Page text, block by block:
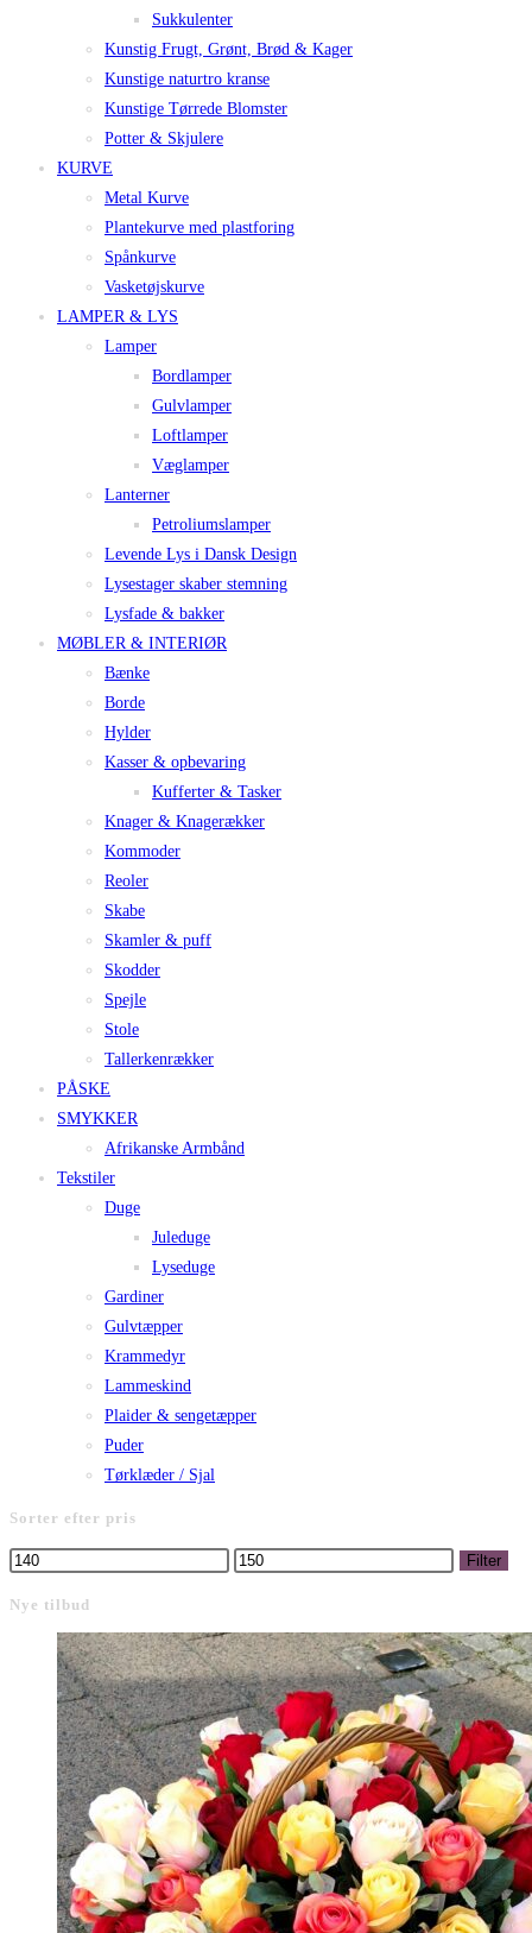
Sukkulenter
Kunstig Frugt, Grønt, Brød & Kager
Kunstige naturtro kranse
Kunstige Tørrede Blomster
Potter & Skjulere
KURVE
Metal Kurve
Plantekurve med plastforing
Spånkurve
Vasketøjskurve
LAMPER & LYS
Lamper
Bordlamper
Gulvlamper
Loftlamper
Væglamper
Lanterner
Petroliumslamper
Levende Lys i Dansk Design
Lysestager skaber stemning
Lysfade & bakker
MØBLER & INTERIØR
Bænke
Borde
Hylder
Kasser & opbevaring
Kufferter & Tasker
Knager & Knagerækker
Kommoder
Reoler
Skabe
Skamler & puff
Skodder
Spejle
Stole
Tallerkenrækker
PÅSKE
SMYKKER
Afrikanske Armbånd
Tekstiler
Duge
Juleduge
Lyseduge
Gardiner
Gulvtæpper
Krammedyr
Lammeskind
Plaider & sengetæpper
Puder
Tørklæder / Sjal
Sorter efter pris
Mindste
Højeste
Filter
Nye tilbud